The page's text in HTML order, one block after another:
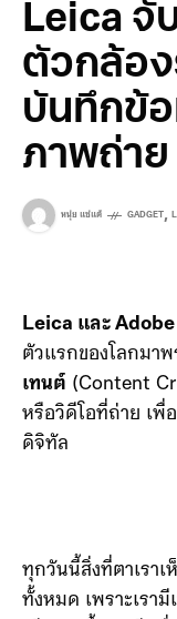
Leica จั
ตัวกล้อ
บันทึกข้
ภาพถ่าย
หนุ่ย แซ่แต้ GADGET ,
Leica และ Adobe
ตัวแรกของโลกมา
เทนต์ (Content
หรือวิดีโอที่ถ่าย เพื่
ดิจิทัล
ทุกวันนี้สิ่งที่ตาเราเ
ทั้งหมด เพราะเรา